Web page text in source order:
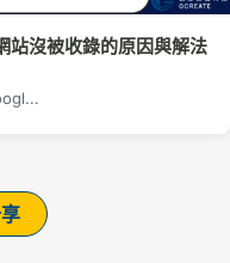
站沒被收錄的原因與解法